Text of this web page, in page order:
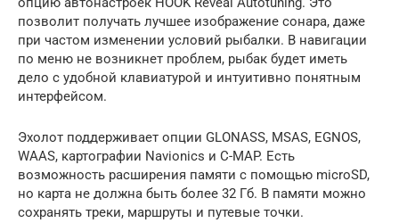
позволит получать лучшее изображение сонара, даже
при частом изменении условий рыбалки. В навигации
по меню не возникнет проблем, рыбак будет иметь
дело с удобной клавиатурой и интуитивно понятным
интерфейсом.
Эхолот поддерживает опции GLONASS, MSAS, EGNOS,
WAAS, картографии Navionics и C-MAP. Есть
возможность расширения памяти с помощью microSD,
но карта не должна быть более 32 Гб. В памяти можно
сохранять треки, маршруты и путевые точки.